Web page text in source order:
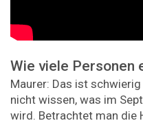
Wie viele Personen
Maurer: Das ist
nicht wissen, was im
wird. Betrachtet man die